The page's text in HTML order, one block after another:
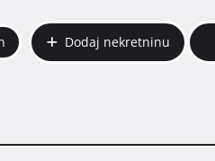
Dodaj nekretninu